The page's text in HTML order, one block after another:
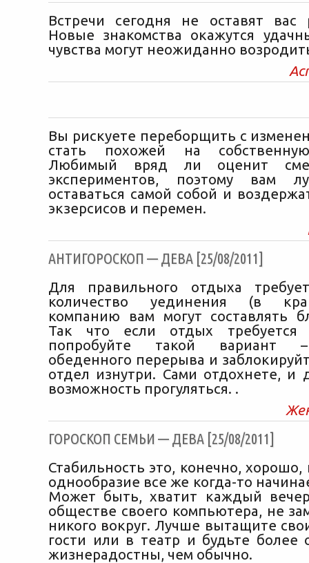
Встречи сегодня не оставят вас
Новые знакомства окажутся
чувства могут неожиданно
Вы рискуете переборщить с
стать похожей на
Любимый вряд ли оценит
экспериментов, поэтому вам
оставаться самой собой и
экзерсисов и перемен.
АНТИГОРОСКОП — ДЕВА [25/08/2011]
Для правильного отдыха
количество уединения (в
компанию вам могут составлять
Так что если отдых
попробуйте такой вариант
обеденного перерыва и
отдел изнутри. Сами отдохнете, и
возможность прогуляться. .
ГОРОСКОП СЕМЬИ — ДЕВА [25/08/2011]
Стабильность это, конечно, хорошо,
однообразие все же когда-то
Может быть, хватит каждый
обществе своего компьютера, не
никого вокруг. Лучше вытащите
гости или в театр и будьте
жизнерадостны, чем обычно.